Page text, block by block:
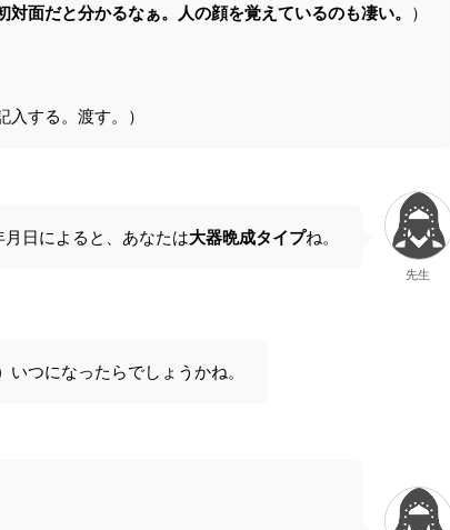
対面だと分かるなぁ。人の顔を覚えているのも凄い。 ）
入する。渡す。）
月日によると、あなたは大器晩成タイプね。
先生
いつになったらでしょうかね。